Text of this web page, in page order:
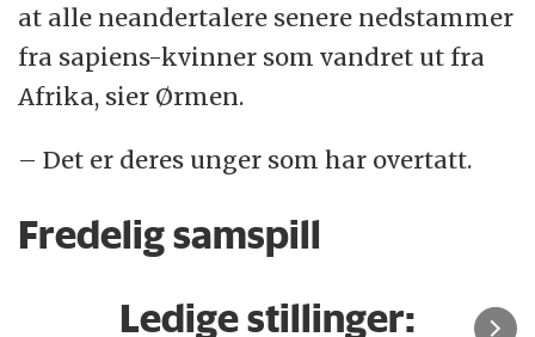
at alle neandertalere senere nedstammer
fra sapiens-kvinner som vandret ut fra
Afrika, sier Ørmen.
– Det er deres unger som har overtatt.
Fredelig samspill
Ledige stillinger: